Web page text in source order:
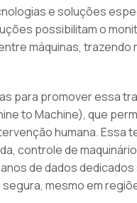
e soluções
possibilitam o
máquinas, trazendo
para promover essa
to Machine), que
humana. Essa
controle de
de dados
mesmo em